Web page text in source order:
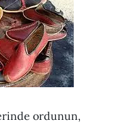
ordunun,